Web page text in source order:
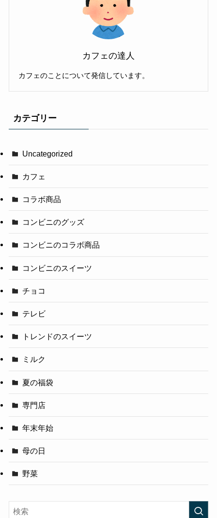
カフェの達人
カフェのことについて発信しています。
カテゴリー
Uncategorized
カフェ
コラボ商品
コンビニのグッズ
コンビニのコラボ商品
コンビニのスイーツ
チョコ
テレビ
トレンドのスイーツ
ミルク
夏の福袋
専門店
年末年始
母の日
野菜